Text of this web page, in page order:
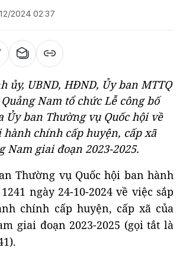
2024 02:37
ủy, UBND, HĐND, Ủy ban MTTQ
Nam tổ chức Lễ công bố
Ủy ban Thường vụ Quốc hội về
hành chính cấp huyện, cấp xã
Nam giai đoạn 2023-2025.
Thường vụ Quốc hội ban hành
ngày 24-10-2024 về việc sắp
chính cấp huyện, cấp xã của
giai đoạn 2023-2025 (gọi tắt là